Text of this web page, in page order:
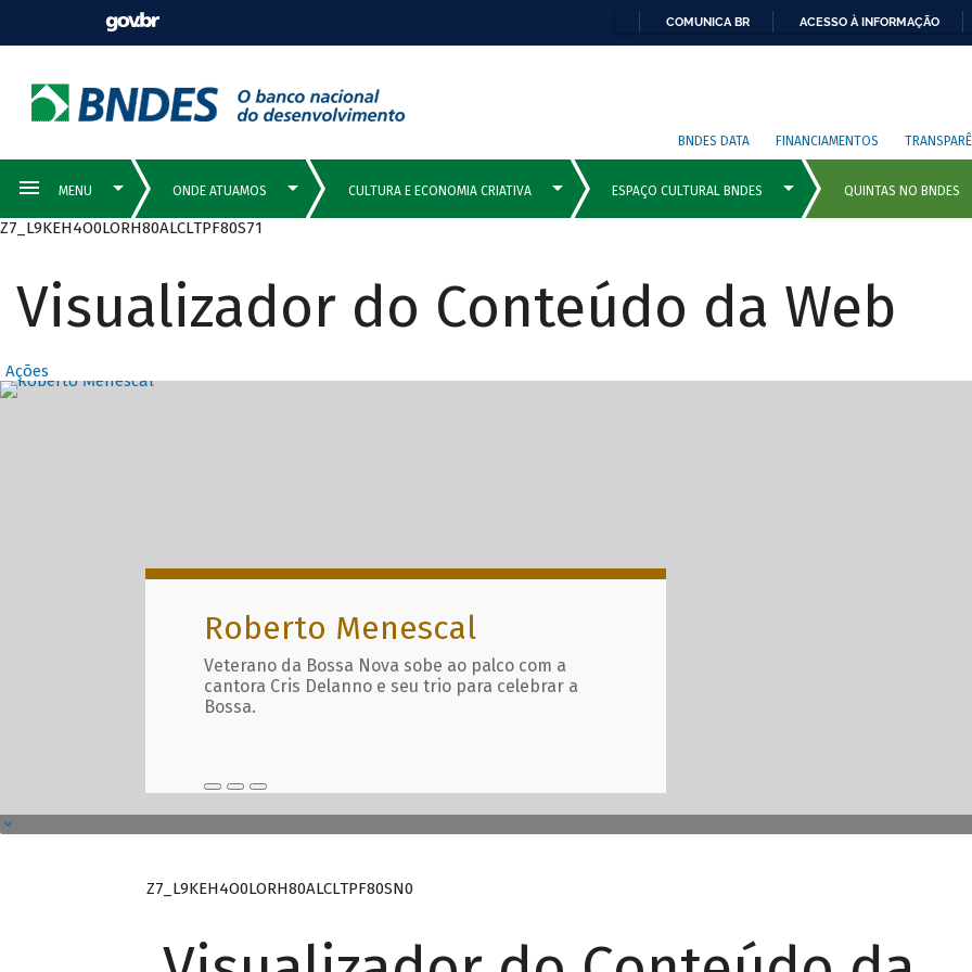
COMUNICA BR ACESSO À INFORMAÇÃO
BNDES DATA FINANCIAMENTOS
Z7_L9KEH4O0LORH80ALCLTPF80S71
Visualizador do Conteúdo da Web
Ações
Destaques Principais com
Roberto Menescal
Veterano da Bossa Nova sobe ao palco com a
cantora Cris Delanno e seu trio para celebrar a
Bossa.
Z7_L9KEH4O0LORH80ALCLTPF80SN0